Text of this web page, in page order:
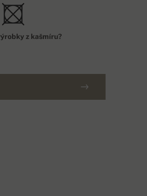
z kašmíru?